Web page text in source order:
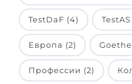
TestDaF (4) TestAS
Европа (2)
Профессии (2)